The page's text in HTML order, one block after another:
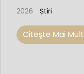
2026 Știri
Citeşte Mai Mult